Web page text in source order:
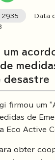
Data
um
desastre
firmou um
de
Eco Active
obter